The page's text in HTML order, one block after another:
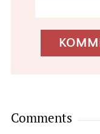
Comments